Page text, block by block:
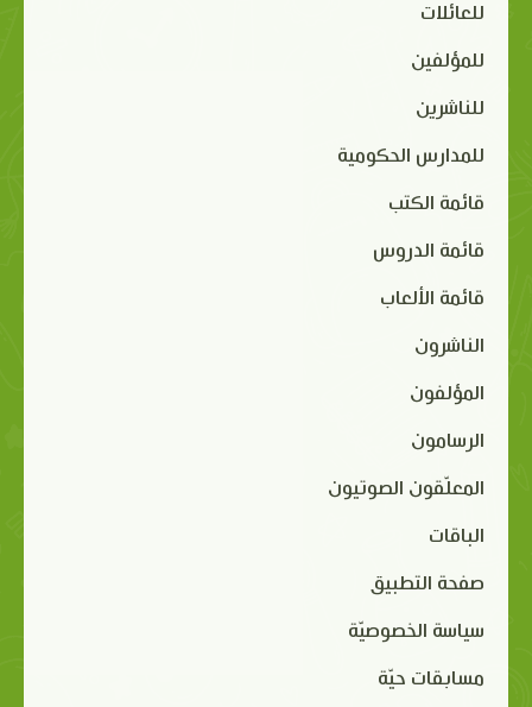
للعائلات
للمؤلفين
للناشرين
للمدارس الحكومية
قائمة الكتب
قائمة الدروس
قائمة الألعاب
الناشرون
المؤلفون
الرسامون
المعلّقون الصوتيون
الباقات
صفحة التطبيق
سياسة الخصوصيّة
مسابقات حيّة